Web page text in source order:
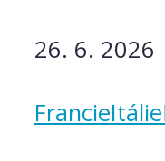
26. 6. 2026
FrancieItálie